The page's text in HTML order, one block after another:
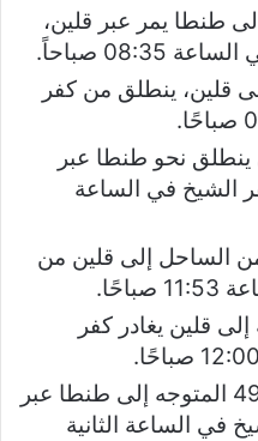
المتجه إلى طنطا يمر عبر قلين،
صباحاً.
490 يتجه إلى قلين، ينطلق من كفر
492 العادي ينطلق نحو طنطا عبر
الشيخ في الساعة
قطار رقم 504 من الساحل إلى قلين من
508 المتجه إلى قلين يغادر كفر
القطار المتواضع رقم 494 المتوجه إلى طنطا عبر
في الساعة الثانية